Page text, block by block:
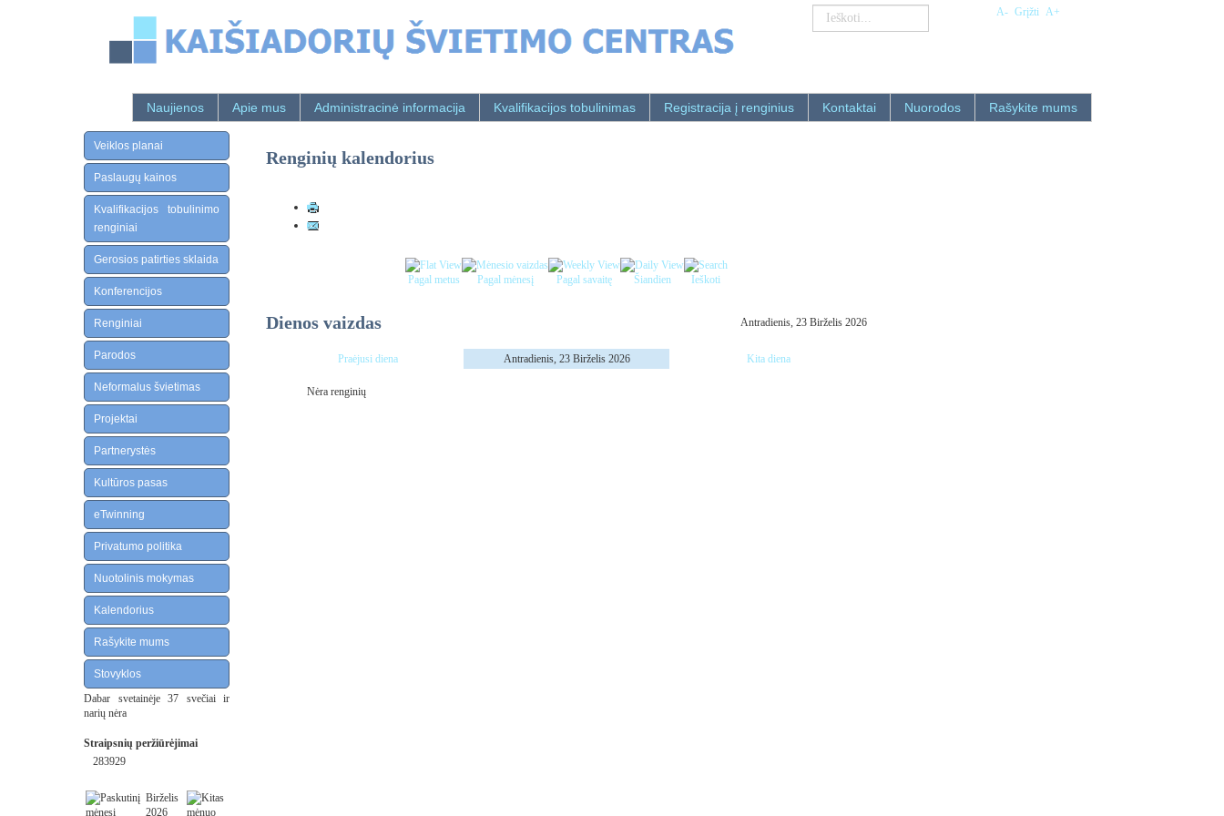
A- Grįžti A+
Naujienos Apie mus Administracinė informacija Kvalifikacijos tobulinimas Registracija į renginius Kontaktai Nuorodos Rašykite mums
Veiklos planai
Paslaugų kainos
Kvalifikacijos tobulinimo
renginiai
Gerosios patirties sklaida
Konferencijos
Renginiai
Parodos
Neformalus švietimas
Projektai
Partnerystės
Kultūros pasas
eTwinning
Privatumo politika
Nuotolinis mokymas
Kalendorius
Rašykite mums
Stovyklos
Dabar svetainėje 37 svečiai ir
narių nėra
Straipsnių peržiūrėjimai
283929
Birželis
2026
Renginių kalendorius
Pagal metus Pagal mėnesį Pagal savaitę Šiandien Ieškoti
Dienos vaizdas Antradienis, 23 Birželis 2026
Praėjusi diena Antradienis, 23 Birželis 2026 Kita diena
Nėra renginių